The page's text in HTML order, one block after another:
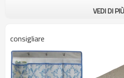
1. semplice e facile da montare
3. Puoi mettere le necessità
4. Con 4 scomparti all'interno
5. Con 1 cerniera sul fondo, quando
cerniera, il telaio sarà piegato.
VEDI DI PIÙ
consigliare